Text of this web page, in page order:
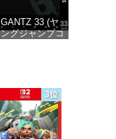
GANTZ 33 (ヤ
ングジャンプコ
3位